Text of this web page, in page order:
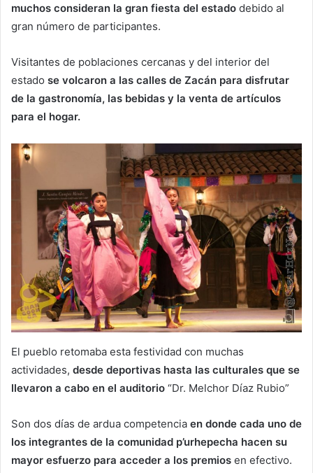
muchos consideran la gran fiesta del estado debido al
gran número de participantes.
Visitantes de poblaciones cercanas y del interior del
estado se volcaron a las calles de Zacán para disfrutar
de la gastronomía, las bebidas y la venta de artículos
para el hogar.
El pueblo retomaba esta festividad con muchas
actividades, desde deportivas hasta las culturales que se
llevaron a cabo en el auditorio “Dr. Melchor Díaz Rubio”
Son dos días de ardua competencia en donde cada uno de
los integrantes de la comunidad p’urhepecha hacen su
mayor esfuerzo para acceder a los premios en efectivo.